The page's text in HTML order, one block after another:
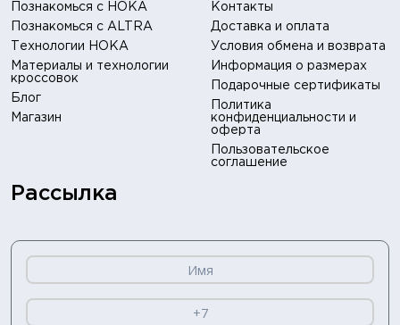
Познакомься с HOKA
Познакомься с ALTRA
Технологии HOKA
Материалы и технологии
кроссовок
Блог
Магазин
Контакты
Доставка и оплата
Условия обмена и возврата
Информация о размерах
Подарочные сертификаты
Политика
конфиденциальности и
оферта
Пользовательское
соглашение
Рассылка